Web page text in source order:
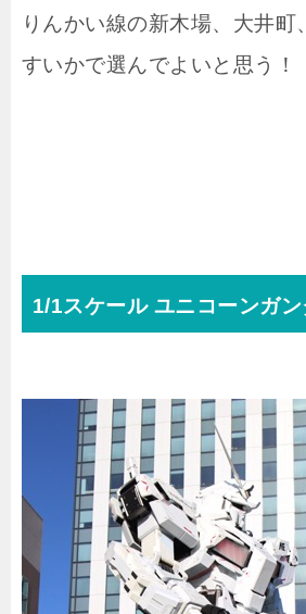
りんかい線の新木場、大井町
すいかで選んでよいと思う！
1/1スケール ユニコーンガン